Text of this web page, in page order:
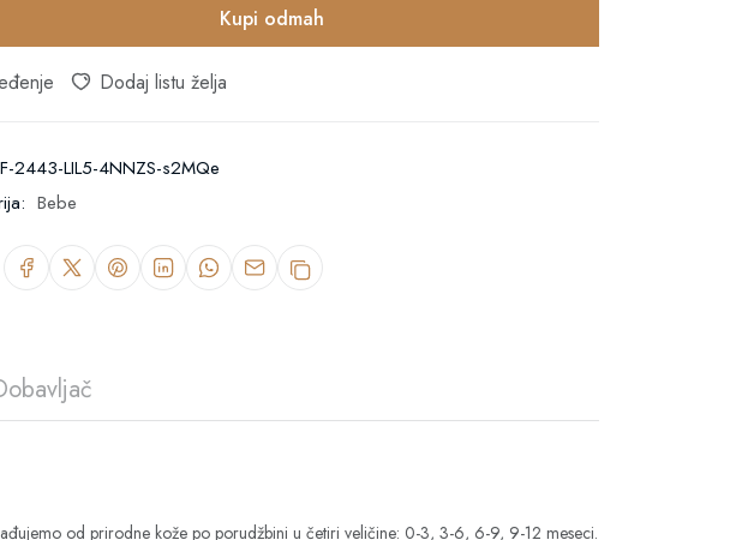
Kupi odmah
Dodaj listu želja
2443-LIL5-4NNZS-s2MQe
Bebe
od prirodne kože po porudžbini u četiri veličine: 0-3, 3-6, 6-9, 9-12 meseci.